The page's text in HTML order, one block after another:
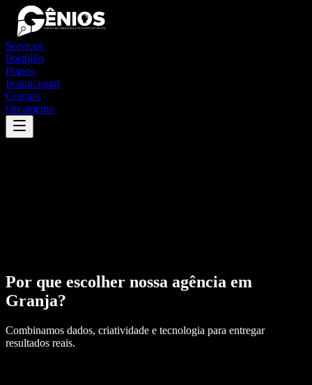
Serviços
Portfólio
Planos
Institucional
Contato
Orçamento
Por que escolher nossa agência em
Granja?
Combinamos dados, criatividade e tecnologia para entregar
resultados reais.